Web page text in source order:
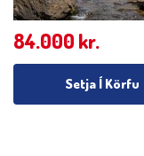
84.000 kr.
Setja Í Körfu